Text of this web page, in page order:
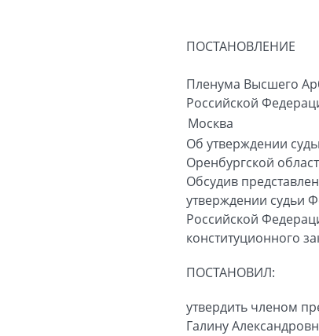
ПОСТАНОВЛЕНИЕ
Пленума Высшего
Российской
Москва
Об утверждении
Оренбургской
Обсудив
утверждении судьи
Российской
конституционного
ПОСТАНОВИЛ:
утвердить членом
Галину